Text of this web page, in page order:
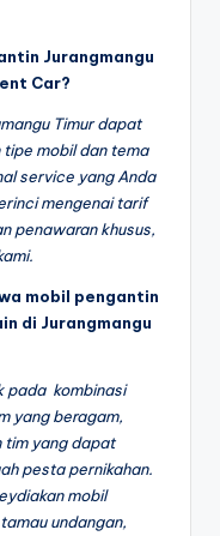
Jurangmangu
Car?
Timur dapat
mobil dan tema
service yang Anda
mengenai tarif
penawaran khusus,
mobil pengantin
di Jurangmangu
pada kombinasi
yang beragam,
tim yang dapat
pesta pernikahan.
mobil
undangan,